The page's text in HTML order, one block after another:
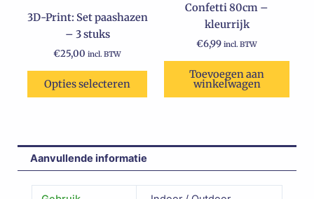
3D-Print: Set paashazen
– 3 stuks
€25,00 incl. BTW
Opties selecteren
worden
op
de
productpagina
Confetti 80cm –
kleurrijk
€6,99 incl. BTW
Toevoegen aan
winkelwagen
Aanvullende informatie